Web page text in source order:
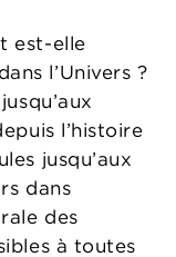
est-elle
l’Univers ?
l’histoire
jusqu’aux
dans
des
à toutes